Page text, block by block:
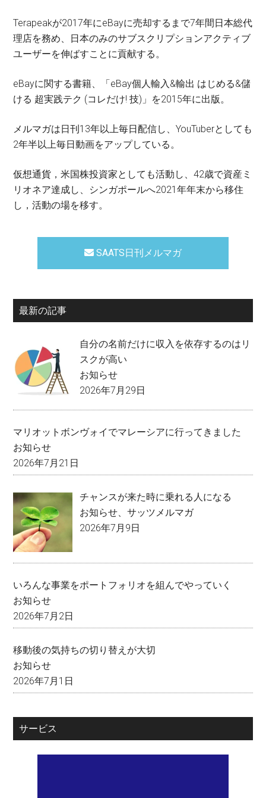
Terapeakが2017年にeBayに売却するまで7年間日本総代
理店を務め、日本のみのサブスクリプションアクティブ
ユーザーを伸ばすことに貢献する。
eBayに関する書籍、「eBay個人輸入&輸出 はじめる&儲
ける 超実践テク (コレだけ! 技)」を2015年に出版。
メルマガは日刊13年以上毎日配信し、YouTuberとしても
2年半以上毎日動画をアップしている。
仮想通貨，米国株投資家としても活動し、42歳で資産ミ
リオネア達成し、シンガポールへ2021年年末から移住
し，活動の場を移す。
SAATS日刊メルマガ
最新の記事
自分の名前だけに収入を依存するのはリ
スクが高い
お知らせ
2026年7月29日
マリオットボンヴォイでマレーシアに行ってきました
お知らせ
2026年7月21日
チャンスが来た時に乗れる人になる
お知らせ、サッツメルマガ
2026年7月9日
いろんな事業をポートフォリオを組んでやっていく
お知らせ
2026年7月2日
移動後の気持ちの切り替えが大切
お知らせ
2026年7月1日
サービス